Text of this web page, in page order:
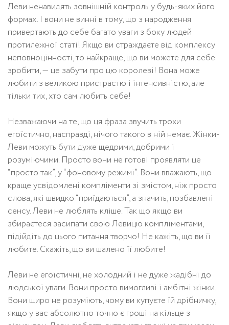
Леви ненавидять зовнішній контроль у будь-яких його
формах. І вони не винні в тому, що з народження
привертають до себе багато уваги з боку людей
протилежної статі! Якщо ви страждаєте від комплексу
неповноцінності, то найкраще, що ви можете для себе
зробити, — це забути про цю королеві! Вона може
любити з великою пристрастю і інтенсивністю, але
тільки тих, хто сам любить себе!
Незважаючи на те, що ця фраза звучить трохи
егоїстично, насправді, нічого такого в ній немає. Жінки-
Леви можуть бути дуже щедрими, добрими і
розуміючими. Просто вони не готові проявляти це
“просто так”, у “фоновому режимі”. Вони вважають, що
краще усвідомлені компліменти зі змістом, ніж просто
слова, які швидко “приїдаються”, а значить, позбавлені
сенсу. Леви не люблять кліше. Так що якщо ви
збираєтеся засипати свою Левицю компліментами,
підійдіть до цього питання творчо! Не кажіть, що ви її
любите. Скажіть, що ви шалено її любите!
Леви не егоїстичні, не холодний і не дуже жадібні до
людської уваги. Вони просто вимогливі і амбітні жінки.
Вони щиро не розуміють, чому ви купуєте їй дрібничку,
якщо у вас абсолютно точно є гроші на кільце з